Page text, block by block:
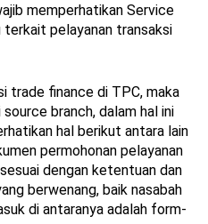
memperhatikan Service
pelayanan transaksi
trade finance di TPC, maka
branch, dalam hal ini
hal berikut antara lain
permohonan pelayanan
dengan ketentuan dan
berwenang, baik nasabah
di antaranya adalah form-